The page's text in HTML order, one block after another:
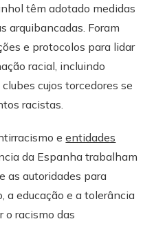
têm adotado medidas
arquibancadas. Foram
e protocolos para lidar
racial, incluindo
cujos torcedores se
racistas.
eentidades
da Espanha trabalham
as autoridades para
a educação e a tolerância
o racismo das